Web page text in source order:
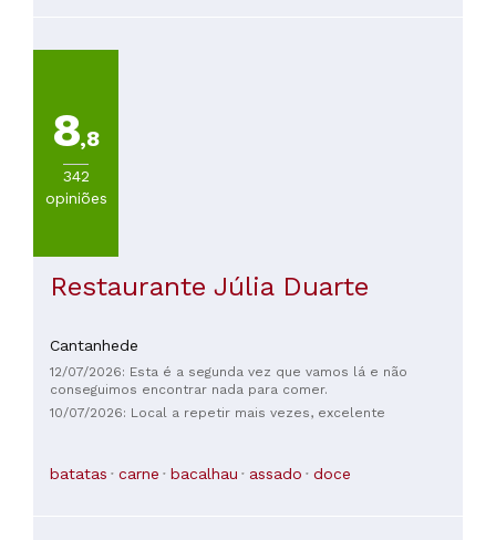
8,8
342
opiniões
Restaurante Júlia Duarte
Cantanhede
12/07/2026: Esta é a segunda vez que vamos lá e não
conseguimos encontrar nada para comer.
10/07/2026: Local a repetir mais vezes, excelente
batatas carne bacalhau assado doce